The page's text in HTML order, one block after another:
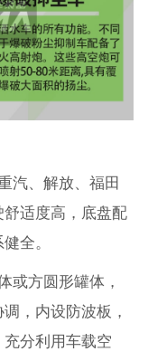
汽、解放、福田
适度高，底盘配
全。
或方圆形罐体，
，内设防波板，
分利用车载空